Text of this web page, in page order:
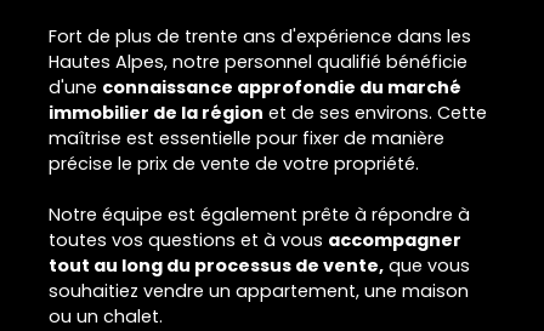
Fort de plus de trente ans d'expérience dans les
Hautes Alpes, notre personnel qualifié bénéficie
d'une connaissance approfondie du marché
immobilier de la région et de ses environs. Cette
maîtrise est essentielle pour fixer de manière
précise le prix de vente de votre propriété.
Notre équipe est également prête à répondre à
toutes vos questions et à vous accompagner
tout au long du processus de vente, que vous
souhaitiez vendre un appartement, une maison
ou un chalet.